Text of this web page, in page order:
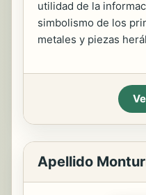
utilidad de la
simbolismo de los
metales y piezas
Apellido